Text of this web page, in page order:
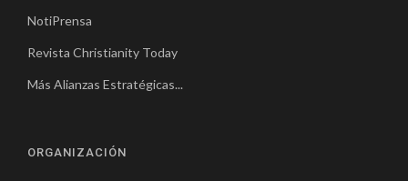
NotiPrensa
Revista Christianity Today
Más Alianzas Estratégicas...
ORGANIZACIÓN